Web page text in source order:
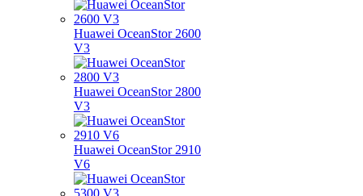
Huawei OceanStor 2600
V3
Huawei OceanStor 2800
V3
Huawei OceanStor 2910
V6